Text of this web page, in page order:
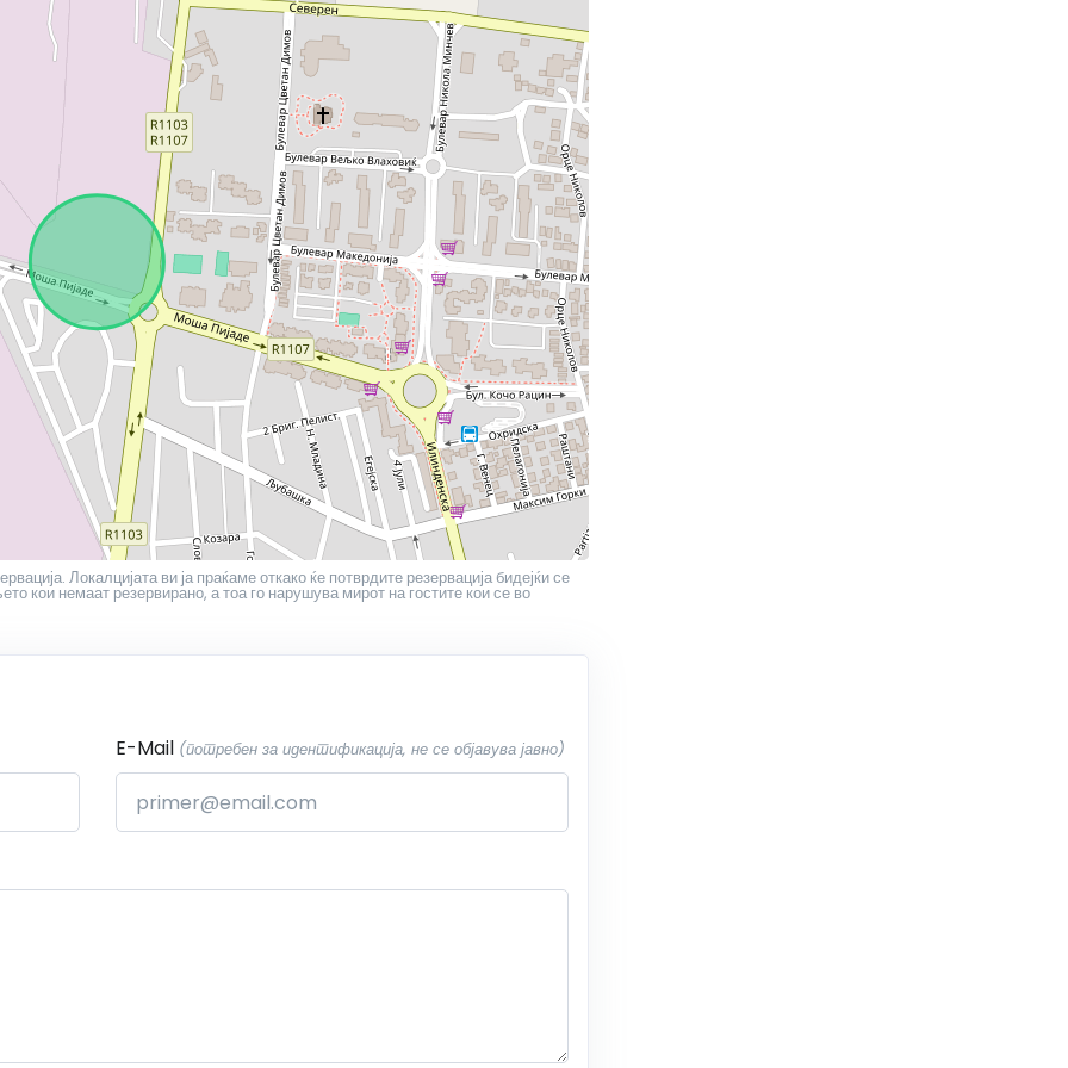
Локалцијата ви ја праќаме откако ќе потврдите резервација бидејќи се
кои немаат резервирано, а тоа го нарушува мирот на гостите кои се во
E-Mail (потребен за идентификација, не се објавува јавно)